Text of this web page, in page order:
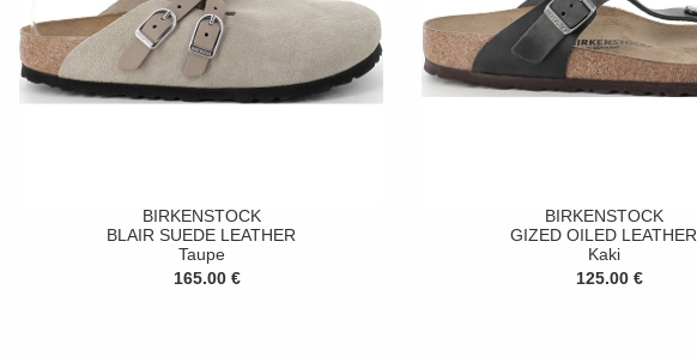
BIRKENSTOCK
BLAIR SUEDE LEATHER
Taupe
165.00 €
BIRKENSTOCK
GIZED OILED LEATHER
Kaki
125.00 €